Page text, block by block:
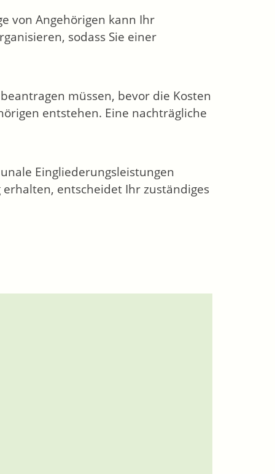
von Angehörigen kann Ihr
sodass Sie einer
müssen, bevor die Kosten
entstehen. Eine nachträgliche
Eingliederungsleistungen
entscheidet Ihr zuständiges